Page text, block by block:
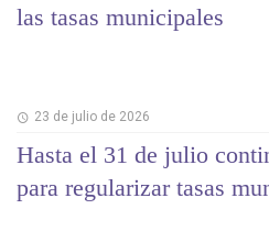
las tasas municipales
23 de julio de 2026
Hasta el 31 de julio
para regularizar tasas